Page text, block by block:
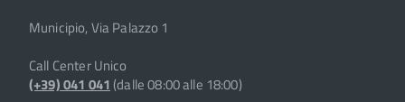
Municipio, Via Palazzo 1
Call Center Unico
(+39) 041 041(dalle 08:00 alle 18:00)